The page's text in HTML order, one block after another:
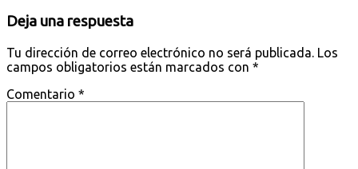
Deja una respuesta
Tu dirección de correo electrónico no será publicada. Los
campos obligatorios están marcados con *
Comentario *